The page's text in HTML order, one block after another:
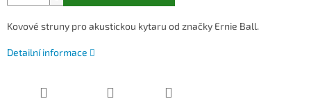
Kovové struny pro akustickou kytaru od značky Ernie Ball.
Detailní informace